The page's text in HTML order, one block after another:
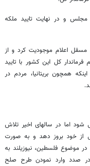
مجلس و در نهایت تایید ملکه
عنوان کشوری مسقل اعلام موجودیت کرد و از
کل این کشور با تایید
همچون بریتانیا، مردم در
اما در سالهای اخیر تلاش
از خود بروز دهد و به صورت
موضوع فلسطین، نیوزیلند به
در صدد وارد نمودن طرح صلح